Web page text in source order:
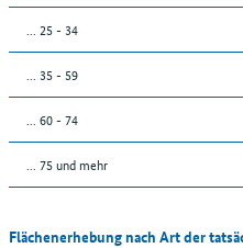
... 25 - 34
... 35 - 59
... 60 - 74
... 75 und mehr
Flächenerhebung nach Art der